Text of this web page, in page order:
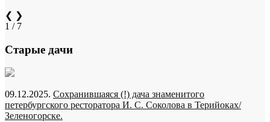
❮ ❯
1 / 7
Старые дачи
09.12.2025. Сохранившаяся (!) дача знаменитого
петербургского ресторатора И. С. Соколова в Терийоках/
Зеленогорске.